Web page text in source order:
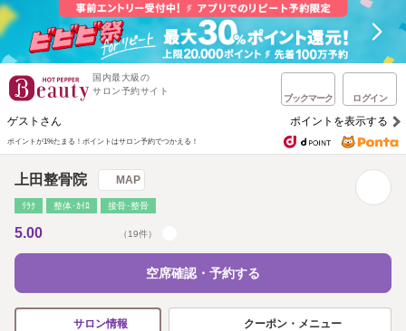
国内最大級の
サロン予約サイト
ブックマーク ログイン
ゲストさん ポイントを表示する
ポイントが1%たまる！ ポイントはサロン予約でつかえる！
上田整骨院 MAP
ﾘﾗｸ 整体･ｶｲﾛ 接骨･整骨
5.00 （19件）
空席確認・予約する
サロン情報 クーポン・メニュー